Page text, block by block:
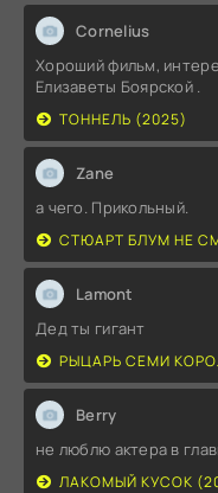
Cornelius
Хороший фильм,
Елизаветы Боярской .
ТОННЕЛЬ (2025)
Zane
а чего. Прикольный.
СТЮАРТ БЛУМ НЕ
Lamont
Дед ты гигант
РЫЦАРЬ СЕМИ
Berry
не люблю актера в
ЛАКОМЫЙ КУСОК